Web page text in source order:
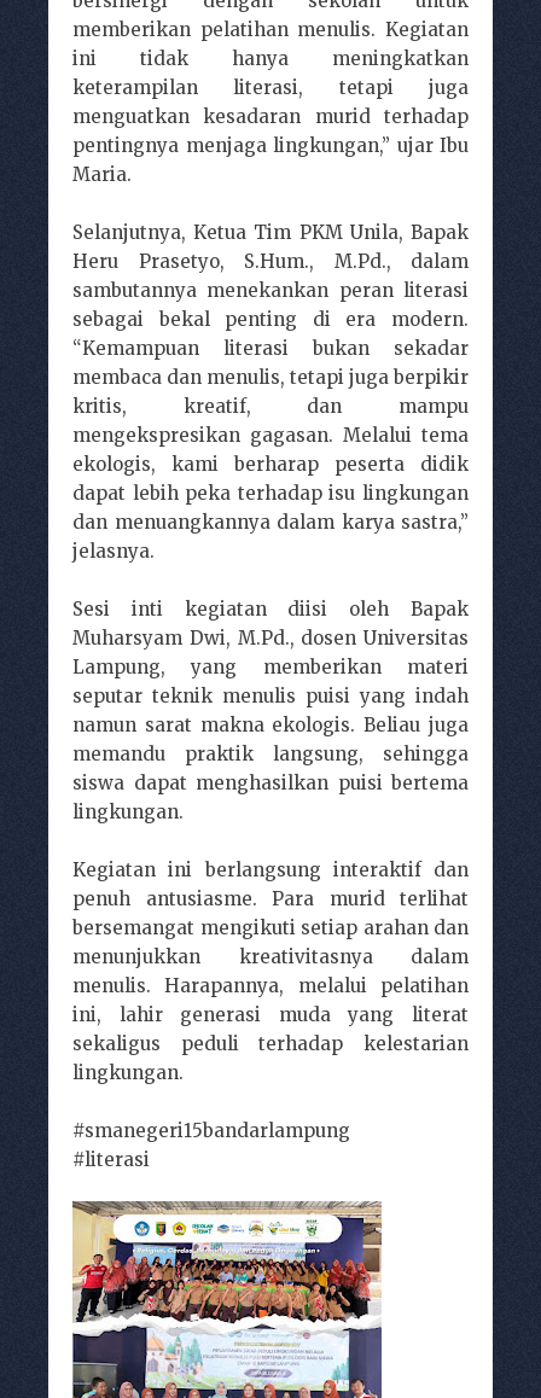
memberikan pelatihan menulis. Kegiatan
ini tidak hanya meningkatkan
keterampilan literasi, tetapi juga
menguatkan kesadaran murid terhadap
pentingnya menjaga lingkungan,” ujar Ibu
Maria.
Selanjutnya, Ketua Tim PKM Unila, Bapak
Heru Prasetyo, S.Hum., M.Pd., dalam
sambutannya menekankan peran literasi
sebagai bekal penting di era modern.
“Kemampuan literasi bukan sekadar
membaca dan menulis, tetapi juga berpikir
kritis, kreatif, dan mampu
mengekspresikan gagasan. Melalui tema
ekologis, kami berharap peserta didik
dapat lebih peka terhadap isu lingkungan
dan menuangkannya dalam karya sastra,”
jelasnya.
Sesi inti kegiatan diisi oleh Bapak
Muharsyam Dwi, M.Pd., dosen Universitas
Lampung, yang memberikan materi
seputar teknik menulis puisi yang indah
namun sarat makna ekologis. Beliau juga
memandu praktik langsung, sehingga
siswa dapat menghasilkan puisi bertema
lingkungan.
Kegiatan ini berlangsung interaktif dan
penuh antusiasme. Para murid terlihat
bersemangat mengikuti setiap arahan dan
menunjukkan kreativitasnya dalam
menulis. Harapannya, melalui pelatihan
ini, lahir generasi muda yang literat
sekaligus peduli terhadap kelestarian
lingkungan.
#smanegeri15bandarlampung
#literasi